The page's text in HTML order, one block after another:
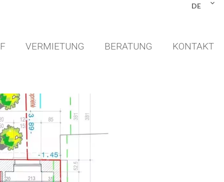
DE
VERMIETUNG BERATUNG KONTAKT